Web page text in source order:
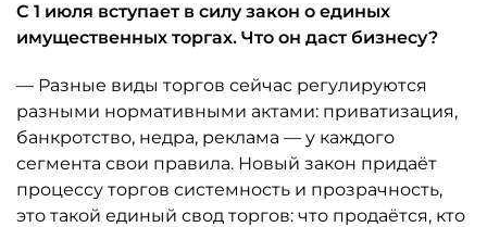
С 1 июля вступает в силу закон о единых
имущественных торгах. Что он даст бизнесу?
— Разные виды торгов сейчас регулируются
разными нормативными актами: приватизация,
банкротство, недра, реклама — у каждого
сегмента свои правила. Новый закон придаёт
процессу торгов системность и прозрачность,
это такой единый свод торгов: что продаётся, кто